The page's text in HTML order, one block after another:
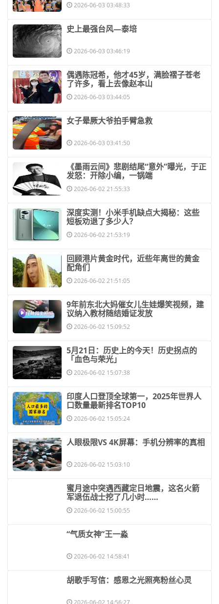
2026-06-03 03:48:33
​史上最强台风—泰培
2026-06-03 03:46:19
​偶遇陈冠希，他才45岁，满脸褶子苍老
了许多，看上去像赵本山
2026-06-03 03:44:05
​女子晕厥大爷拍手臂急救
2026-06-03 03:41:50
​《墨雨云间》悲剧结尾“意外”曝光，于正
发怒：开除小编，一锅端
2026-06-02 21:55:33
​深度实测！小米手机缺点大揭秘：这些
短板劝退了多少人？
2026-06-02 21:53:19
​回顾港片黄金时代，近些年离世的黄金
配角们
2026-06-02 21:51:05
​9年前东北大妈催女儿生娃爆笑视频，建
议纳入教材随结婚证发放
2026-06-02 15:09:52
​5月21日：历史上的今天！历史拐点的
「血色与荣光」
2026-06-02 15:07:38
​印度人口登顶全球第一，2025年世界人
口数量最新排名TOP10
2026-06-02 15:05:24
​人眼极限VS 4K屏幕：手机分辨率的真相
2026-06-02 15:03:10
​蜜月途中突遇西藏定日地震，这名火箭
军退伍战士挖了几小时……
2026-06-02 15:00:55
​“气质女神”王一淼
2026-06-02 14:58:41
​胡歌手写信：感恩之光照亮粉丝心灵
2026-06-02 14:56:27